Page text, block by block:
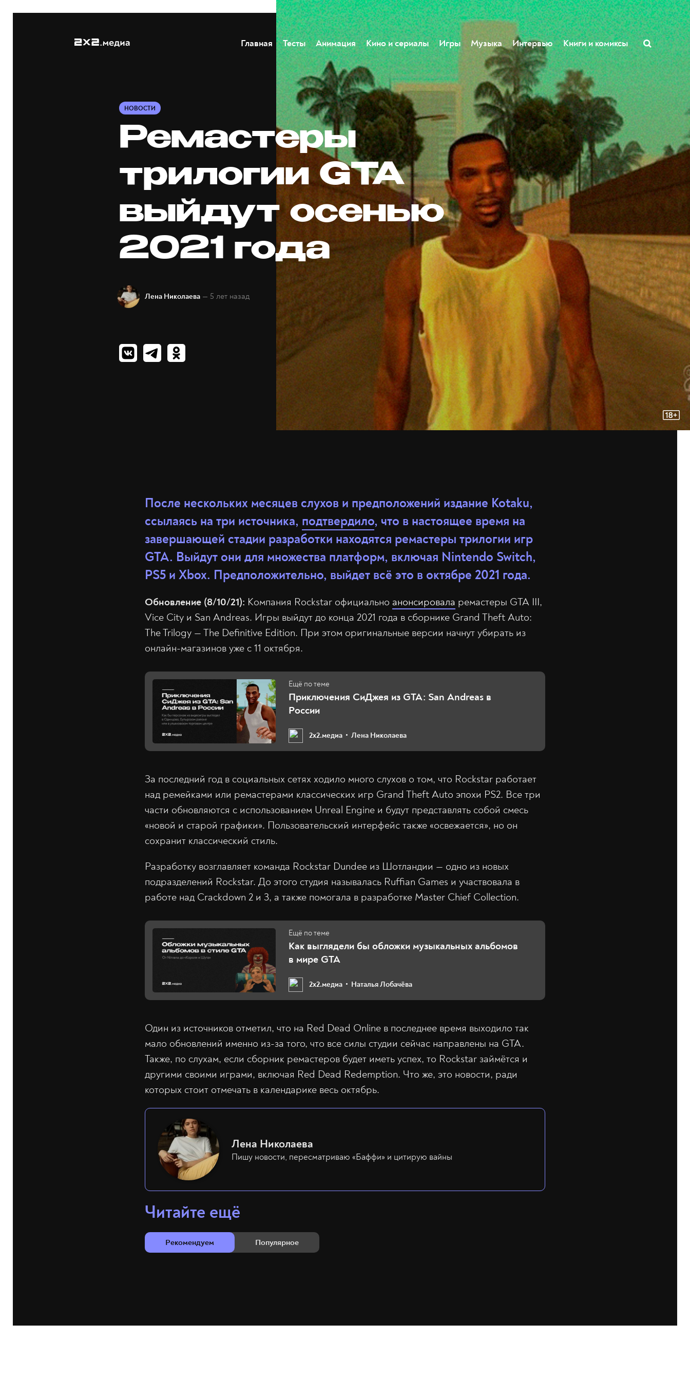
Главная Тесты Анимация Кино и сериалы Игры Музыка Интервью Книги и комиксы
НОВОСТИ
Ремастеры
трилогии GTA
выйдут осенью
2021 года
Лена Николаева — 5 лет назад
После нескольких месяцев слухов и предположений издание Kotaku,
ссылаясь на три источника, подтвердило, что в настоящее время на
завершающей стадии разработки находятся ремастеры трилогии игр
GTA. Выйдут они для множества платформ, включая Nintendo Switch,
PS5 и Xbox. Предположительно, выйдет всё это в октябре 2021 года.
Обновление (8/10/21): Компания Rockstar официально анонсировала ремастеры GTA III,
Vice City и San Andreas. Игры выйдут до конца 2021 года в сборнике Grand Theft Auto:
The Trilogy — The Definitive Edition. При этом оригинальные версии начнут убирать из
онлайн-магазинов уже с 11 октября.
Приключения СиДжея из GTA: San Andreas в
России
2х2.медиа Лена Николаева
За последний год в социальных сетях ходило много слухов о том, что Rockstar работает
над ремейками или ремастерами классических игр Grand Theft Auto эпохи PS2. Все три
части обновляются с использованием Unreal Engine и будут представлять собой смесь
«новой и старой графики». Пользовательский интерфейс также «освежается», но он
сохранит классический стиль.
Разработку возглавляет команда Rockstar Dundee из Шотландии — одно из новых
подразделений Rockstar. До этого студия называлась Ruffian Games и участвовала в
работе над Crackdown 2 и 3, а также помогала в разработке Master Chief Collection.
Как выглядели бы обложки музыкальных альбомов
в мире GTA
2х2.медиа Наталья Лобачёва
Один из источников отметил, что на Red Dead Online в последнее время выходило так
мало обновлений именно из-за того, что все силы студии сейчас направлены на GTA.
Также, по слухам, если сборник ремастеров будет иметь успех, то Rockstar займётся и
другими своими играми, включая Red Dead Redemption. Что же, это новости, ради
которых стоит отмечать в календарике весь октябрь.
Лена Николаева
Пишу новости, пересматриваю «Баффи» и цитирую вайны
Читайте ещё
Рекомендуем Популярное